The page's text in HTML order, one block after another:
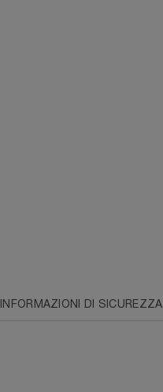
INFORMAZIONI DI SICUREZZA